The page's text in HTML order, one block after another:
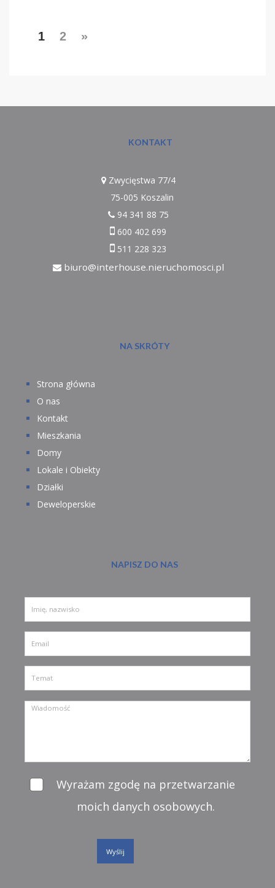
1 2 »
KONTAKT
Zwycięstwa 77/4
75-005 Koszalin
94 341 88 75
600 402 699
511 228 323
biuro@interhouse.nieruchomosci.pl
NA SKRÓTY
Strona główna
O nas
Kontakt
Mieszkania
Domy
Lokale i Obiekty
Działki
Deweloperskie
NAPISZ DO NAS
Wyrażam zgodę na przetwarzanie
moich danych osobowych.